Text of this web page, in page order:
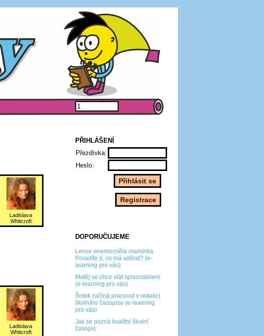
PŘIHLÁŠENÍ
Přezdívka:
Heslo:
DOPORUČUJEME
Lence onemocněla maminka.
Poradíte jí, co má udělat? (e-
learning pro vás)
Matěj se chce stát spisovatelem
(e-learning pro vás)
Šotek začíná pracovat v redakci
školního časopisu (e-learning
pro vás)
Jak se pozná kvalitní školní
časopis
Ladislava
Whitcroft
Ladislava
Whitcroft